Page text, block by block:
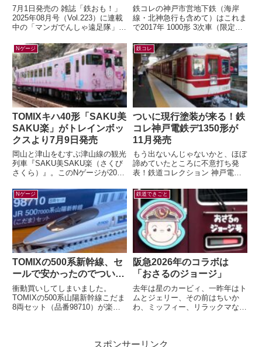
トラムライン編
7月1日発売の 雑誌「鉄おも！」
2025年08月号（Vol.223）に連載
中の「マンガでんしゃ遠足隊」最
トラムラインにのって広島お...
鉄コレの神戸市営地下鉄（海岸
線・北神急行も含めて）はこれま
で2017年 1000形 3次車（限定）
定）2020年 6000形...
Nゲージ
TOMIXキハ40形「SAKU美
SAKU楽」がトレインボッ
クスより7月9日発売
岡山と津山をむすぶ津山線の観光
列車『SAKU美SAKU楽（さくび
さくら）』。このNゲージが2026
ックスにて限定販売されます...
鉄コレ
ついに現行塗装が来る！鉄
コレ神戸電鉄デ1350形が
11月発売
もう出ないんじゃないかと、ほぼ
諦めていたところに不意打ち発
表！鉄道コレクション 神戸電鉄
コレ) 鉄コレの神鉄1000系列と...
Nゲージ
TOMIXの500系新幹線、セ
ールで安かったのでつい…
衝動買いしてしまいました。
TOMIXの500系山陽新幹線こだま
8両セット（品番98710）が楽天
鉄道できごと
阪急2026年のコラボは
「おさるのジョージ」
去年は星のカービィ、一昨年はト
ムとジェリー、その前はちいか
わ、ミッフィー、リラックマなど
スポンサーリンク